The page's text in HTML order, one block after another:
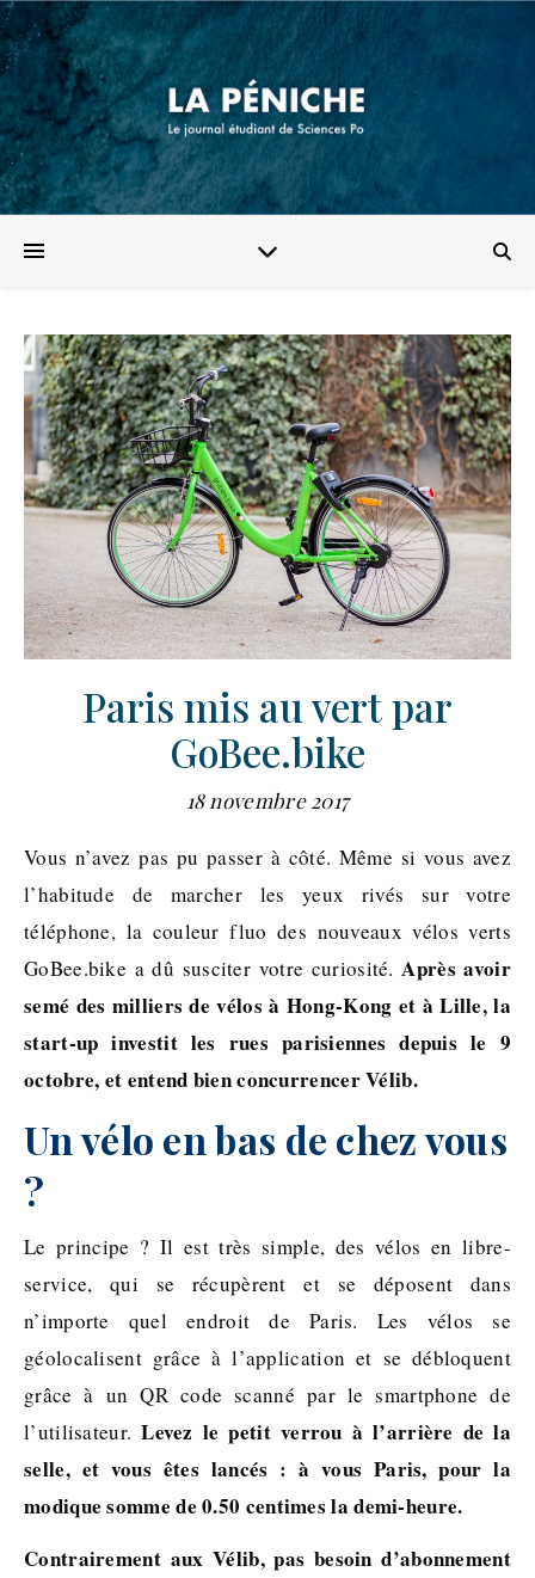
Paris mis au vert par
GoBee.bike
18 novembre 2017
Vous n’avez pas pu passer à côté. Même si vous avez
l’habitude de marcher les yeux rivés sur votre
téléphone, la couleur fluo des nouveaux vélos verts
GoBee.bike a dû susciter votre curiosité.Après avoir
semé des milliers de vélos à Hong-Kong et à Lille, la
start-up investit les rues parisiennes depuis le 9
octobre, et entend bien concurrencer Vélib.
Un vélo en bas de chez vous
?
Le principe ? Il est très simple, des vélos en libre-
service, qui se récupèrent et se déposent dans
n’importe quel endroit de Paris. Les vélos se
géolocalisent grâce à l’application et se débloquent
grâce à un QR code scanné par le smartphone de
l’utilisateur.Levez le petit verrou à l’arrière de la
selle, et vous êtes lancés : à vous Paris, pour la
modique somme de 0.50 centimes la demi-heure.
Contrairement aux Vélib, pas besoin d’abonnement